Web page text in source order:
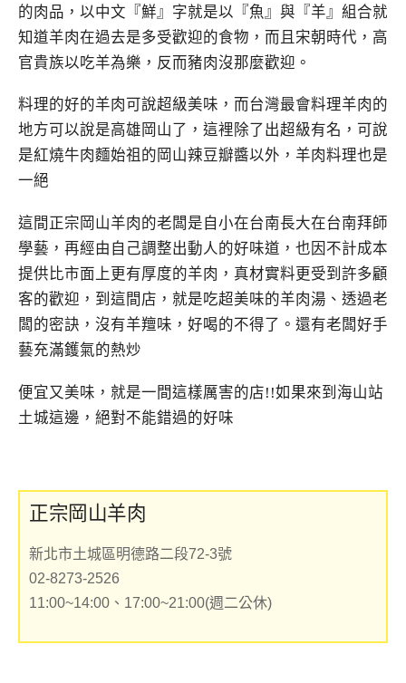
的肉品，以中文『鮮』字就是以『魚』與『羊』組合就
知道羊肉在過去是多受歡迎的食物，而且宋朝時代，高
官貴族以吃羊為樂，反而豬肉沒那麼歡迎。
料理的好的羊肉可說超級美味，而台灣最會料理羊肉的
地方可以說是高雄岡山了，這裡除了出超級有名，可說
是紅燒牛肉麵始祖的岡山辣豆瓣醬以外，羊肉料理也是
一絕
這間正宗岡山羊肉的老闆是自小在台南長大在台南拜師
學藝，再經由自己調整出動人的好味道，也因不計成本
提供比市面上更有厚度的羊肉，真材實料更受到許多顧
客的歡迎，到這間店，就是吃超美味的羊肉湯、透過老
闆的密訣，沒有羊羶味，好喝的不得了。還有老闆好手
藝充滿鑊氣的熱炒
便宜又美味，就是一間這樣厲害的店!!如果來到海山站
土城這邊，絕對不能錯過的好味
正宗岡山羊肉
新北市土城區明德路二段72-3號
02-8273-2526
11:00~14:00、17:00~21:00(週二公休)